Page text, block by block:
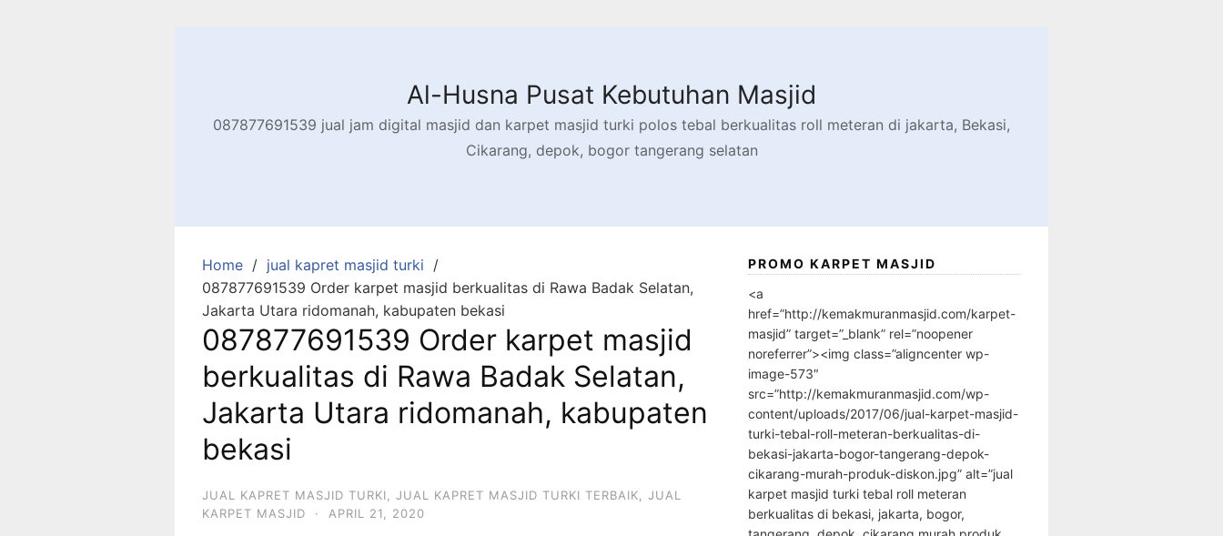
Al-Husna Pusat Kebutuhan Masjid
087877691539 jual jam digital masjid dan karpet masjid turki polos tebal berkualitas roll meteran di jakarta, Bekasi,
Cikarang, depok, bogor tangerang selatan
Home
jual kapret masjid turki
087877691539 Order karpet masjid berkualitas di Rawa Badak Selatan,
Jakarta Utara ridomanah, kabupaten bekasi
087877691539 Order karpet masjid
berkualitas di Rawa Badak Selatan,
Jakarta Utara ridomanah, kabupaten
bekasi
JUAL KAPRET MASJID TURKI JUAL KAPRET MASJID TURKI TERBAIK
JUAL
KARPET MASJID
· APRIL 21, 2020
PROMO KARPET MASJID
<a
href=”http://kemakmuranmasjid.com/karpet-
masjid” target=”_blank” rel=”noopener
noreferrer”><img class=”aligncenter wp-
image-573″
src=”http://kemakmuranmasjid.com/wp-
content/uploads/2017/06/jual-karpet-masjid-
turki-tebal-roll-meteran-berkualitas-di-
bekasi-jakarta-bogor-tangerang-depok-
cikarang-murah-produk-diskon.jpg” alt=”jual
karpet masjid turki tebal roll meteran
berkualitas di bekasi, jakarta, bogor,